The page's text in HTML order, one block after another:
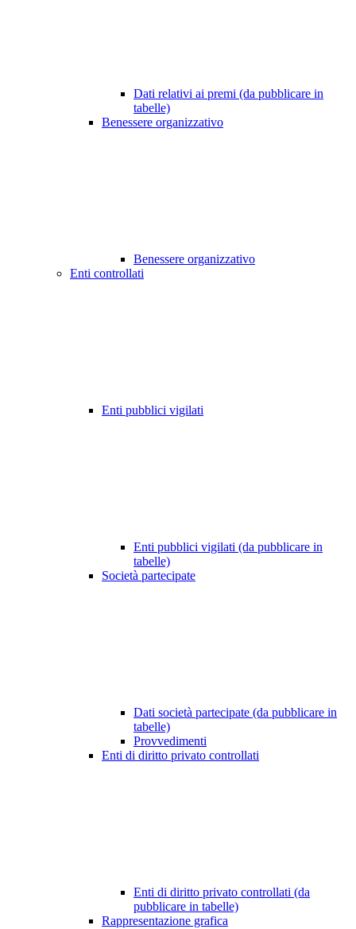
Dati relativi ai premi (da pubblicare in
tabelle)
Benessere organizzativo
Benessere organizzativo
Enti controllati
Enti pubblici vigilati
Enti pubblici vigilati (da pubblicare in
tabelle)
Società partecipate
Dati società partecipate (da pubblicare in
tabelle)
Provvedimenti
Enti di diritto privato controllati
Enti di diritto privato controllati (da
pubblicare in tabelle)
Rappresentazione grafica